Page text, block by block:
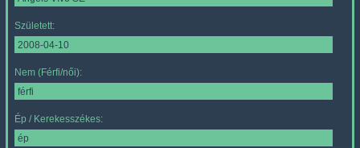
Született:
Nem (Férfi/női):
Ép / Kerekesszékes: